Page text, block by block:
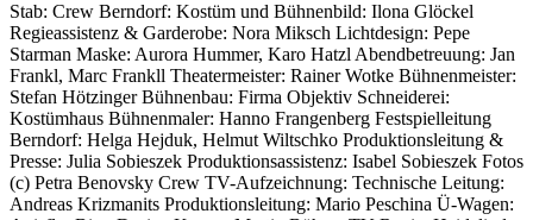
Stab: Crew Berndorf: Kostüm und Bühnenbild: Ilona Glöckel
Regieassistenz & Garderobe: Nora Miksch Lichtdesign: Pepe
Starman Maske: Aurora Hummer, Karo Hatzl Abendbetreuung: Jan
Frankl, Marc Frankll Theatermeister: Rainer Wotke Bühnenmeister:
Stefan Hötzinger Bühnenbau: Firma Objektiv Schneiderei:
Kostümhaus Bühnenmaler: Hanno Frangenberg Festspielleitung
Berndorf: Helga Hejduk, Helmut Wiltschko Produktionsleitung &
Presse: Julia Sobieszek Produktionsassistenz: Isabel Sobieszek Fotos
(c) Petra Benovsky Crew TV-Aufzeichnung: Technische Leitung:
Andreas Krizmanits Produktionsleitung: Mario Peschina Ü-Wagen: